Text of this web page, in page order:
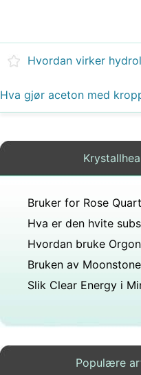
Hvordan virker
Hva gjør aceton med
Bruker for Rose
Hvordan bruke
Bruken av Moonstone
Slik Clear Energy i
Populære